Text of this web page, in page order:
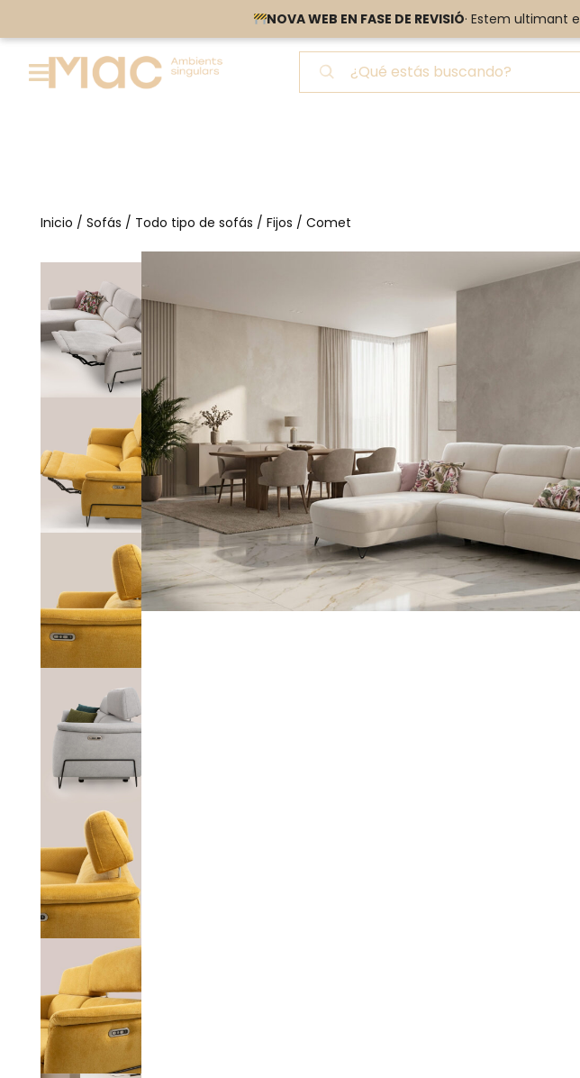
NOVA WEB EN FASE DE REVISIÓ· Estem ultimant
NOVA WEB EN FASE DE REVISIÓ· Estem ultimant
Inicio / Sofás / Todo tipo de sofás / Fijos / Comet